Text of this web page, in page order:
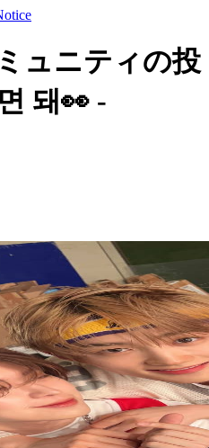
ュニティの投
돼👀 -